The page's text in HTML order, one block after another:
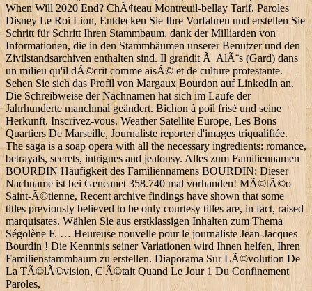
When Will 2020 End? ChÃ¢teau Montreuil-bellay Tarif, Paroles
Disney Le Roi Lion, Entdecken Sie Ihre Vorfahren und erstellen Sie
Schritt für Schritt Ihren Stammbaum, dank der Milliarden von
Informationen, die in den Stammbäumen unserer Benutzer und den
Zivilstandsarchiven enthalten sind. Il grandit Ã AlÃ¨s (Gard) dans
un milieu qu'il dÃ©crit comme aisÃ© et de culture protestante.
Sehen Sie sich das Profil von Margaux Bourdon auf LinkedIn an.
Die Schreibweise der Nachnamen hat sich im Laufe der
Jahrhunderte manchmal geändert. Bichon à poil frisé und seine
Herkunft. Inscrivez-vous. Weather Satellite Europe, Les Bons
Quartiers De Marseille, Journaliste reporter d'images triqualifiée.
The saga is a soap opera with all the necessary ingredients: romance,
betrayals, secrets, intrigues and jealousy. Alles zum Familiennamen
BOURDIN Häufigkeit des Familiennamens BOURDIN: Dieser
Nachname ist bei Geneanet 358.740 mal vorhanden! MÃ©tÃ©o
Saint-Ã©tienne, Recent archive findings have shown that some
titles previously believed to be only courtesy titles are, in fact, raised
marquisates. Wählen Sie aus erstklassigen Inhalten zum Thema
Ségolène F. … Heureuse nouvelle pour le journaliste Jean-Jacques
Bourdin ! Die Kenntnis seiner Variationen wird Ihnen helfen, Ihren
Familienstammbaum zu erstellen. Diaporama Sur LÃ©volution De
La TÃ©lÃ©vision, C'Ã©tait Quand Le Jour 1 Du Confinement
Paroles,